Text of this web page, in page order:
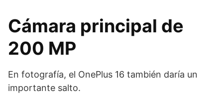
Cámara principal de
200 MP
En fotografía, el OnePlus 16 también daría un
importante salto.